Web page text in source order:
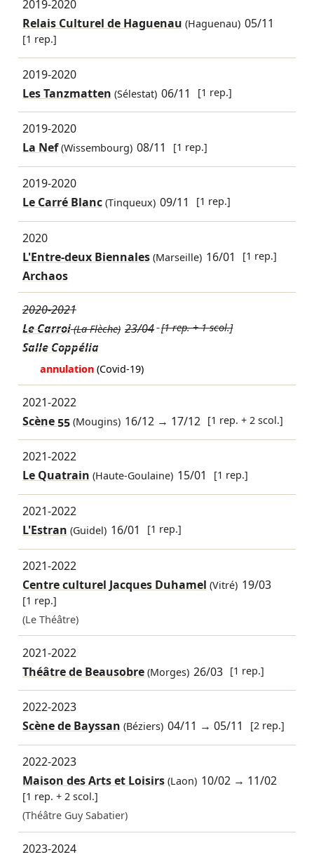
2019-2020
Relais Culturel de Haguenau (Haguenau) 05/11
[1 rep.]
2019-2020
Les Tanzmatten (Sélestat) 06/11 [1 rep.]
2019-2020
La Nef(Wissembourg) 08/11 [1 rep.]
2019-2020
Le Carré Blanc(Tinqueux) 09/11 [1 rep.]
2020
L'Entre-deux Biennales(Marseille) 16/01 [1 rep.]
Archaos
2020-2021
Le Carroi(La Flèche) 23/04 [1 rep. + 1 scol.]
Salle Coppélia
annulation (Covid-19)
2021-2022
Scène 55(Mougins) 16/12 → 17/12 [1 rep. + 2 scol.]
2021-2022
Le Quatrain (Haute-Goulaine) 15/01 [1 rep.]
2021-2022
L'Estran (Guidel) 16/01 [1 rep.]
2021-2022
Centre culturel Jacques Duhamel (Vitré) 19/03
[1 rep.]
(Le Théâtre)
2021-2022
Théâtre de Beausobre(Morges) 26/03 [1 rep.]
2022-2023
Scène de Bayssan (Béziers) 04/11 →05/11 [2 rep.]
2022-2023
Maison des Arts et Loisirs(Laon) 10/02 → 11/02
[1 rep. + 2 scol.]
(Théâtre Guy Sabatier)
2023-2024